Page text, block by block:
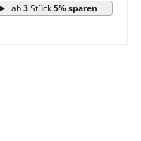
ab3Stück5% sparen